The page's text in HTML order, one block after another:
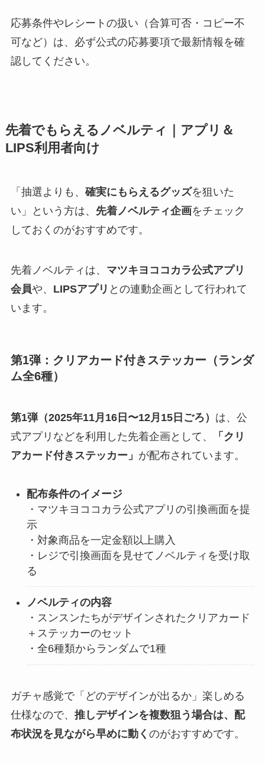
応募条件やレシートの扱い（合算可否・コピー不
可など）は、必ず公式の応募要項で最新情報を確
認してください。
先着でもらえるノベルティ｜アプリ＆
LIPS利用者向け
「抽選よりも、 確実にもらえるグッズを狙いた
い」という方は、 先着ノベルティ企画をチェック
しておくのがおすすめです。
先着ノベルティは、 マツキヨココカラ公式アプリ
会員や、 LIPSアプリ との連動企画として行われて
います。
第1弾：クリアカード付きステッカー（ランダ
ム全6種）
第1弾（2025年11月16日〜12月15日ごろ） は、公
式アプリなどを利用した先着企画として、
「クリ
アカード付きステッカー」 が配布されています。
配布条件のイメージ
・マツキヨココカラ公式アプリの引換画面を提
示
・対象商品を一定金額以上購入
・レジで引換画面を見せてノベルティを受け取
る
ノベルティの内容
・スンスンたちがデザインされたクリアカード
＋ステッカーのセット
・全6種類からランダムで1種
ガチャ感覚で「どのデザインが出るか」楽しめる
仕様なので、 推しデザインを複数狙う場合は、配
布状況を見ながら早めに動く のがおすすめです。